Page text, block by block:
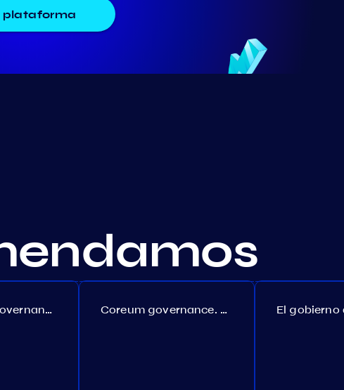
plataforma
Persistence governance. Proposal №150 Coreum governance. Proposal №22